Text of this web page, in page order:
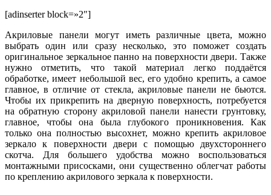
[adinserter block=»2″]
Акриловые панели могут иметь различные цвета, можно
выбрать один или сразу несколько, это поможет создать
оригинальное зеркальное панно на поверхности двери. Также
нужно отметить, что такой материал легко поддаётся
обработке, имеет небольшой вес, его удобно крепить, а самое
главное, в отличие от стекла, акриловые панели не бьются.
Чтобы их прикрепить на дверную поверхность, потребуется
на обратную сторону акриловой панели нанести грунтовку,
главное, чтобы она была глубокого проникновения. Как
только она полностью высохнет, можно крепить акриловое
зеркало к поверхности двери с помощью двухстороннего
скотча. Для большего удобства можно воспользоваться
монтажными присосками, они существенно облегчат работы
по креплению акрилового зеркала к поверхности.